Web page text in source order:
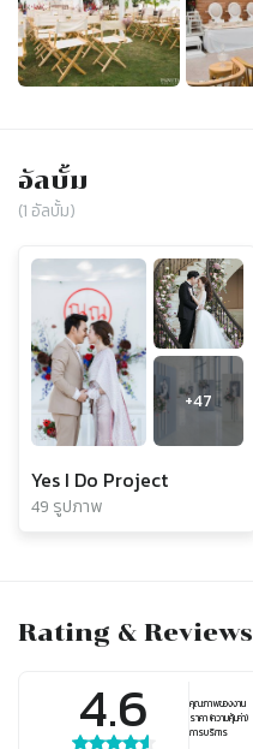
อัลบั้ม
(1 อัลบั้ม)
+47
Yes I Do Project
49 รูปภาพ
Rating & Reviews
4.6 คุณภาพของงาน
ราคา (ความคุ้มค่า)
การบริการ